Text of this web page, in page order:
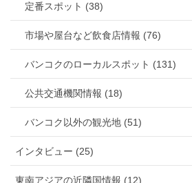
定番スポット (38)
市場や屋台など飲食店情報 (76)
バンコクのローカルスポット (131)
公共交通機関情報 (18)
バンコク以外の観光地 (51)
インタビュー (25)
東南アジアの近隣国情報 (12)